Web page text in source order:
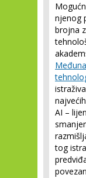
njenog
brojna
AI –
tog